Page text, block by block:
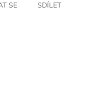
SE SDÍLET